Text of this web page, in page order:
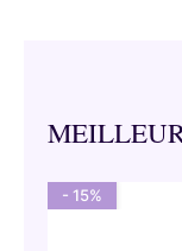
- 15%